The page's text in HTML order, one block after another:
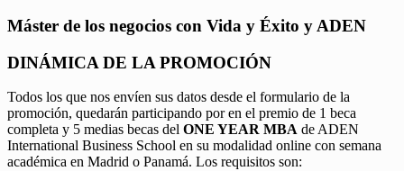
Máster de los negocios con Vida y Éxito y ADEN
DINÁMICA DE LA PROMOCIÓN
Todos los que nos envíen sus datos desde el formulario de la
promoción, quedarán participando por en el premio de 1 beca
completa y 5 medias becas del ONE YEAR MBA de ADEN
International Business School en su modalidad online con semana
académica en Madrid o Panamá. Los requisitos son: